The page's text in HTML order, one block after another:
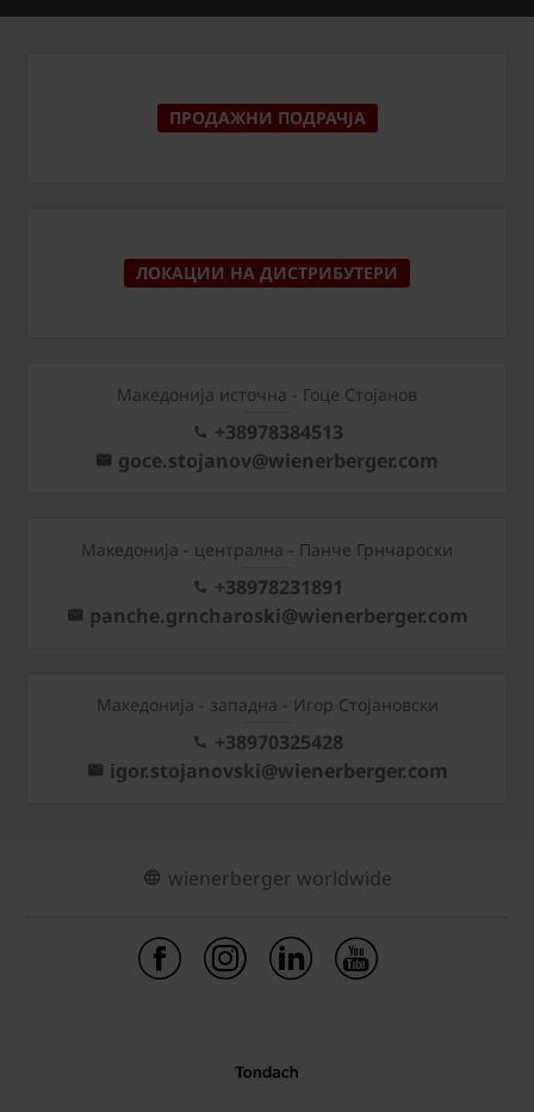
ПРОДАЖНИ ПОДРАЧЈА
ЛОКАЦИИ НА ДИСТРИБУТЕРИ
Македонија источна - Гоце Стојанов
+38978384513
goce.stojanov@wienerberger.com
Mакедонија - централна - Панче Грнчароски
+38978231891
panche.grncharoski@wienerberger.com
Mакедонија - западна - Игор Стојановски
+38970325428
igor.stojanovski@wienerberger.com
wienerberger worldwide